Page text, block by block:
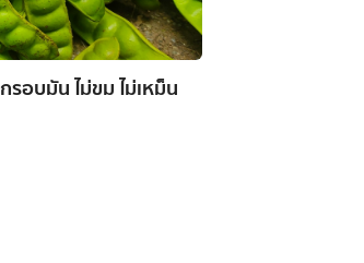
รอบมัน ไม่ขม ไม่เหม็น